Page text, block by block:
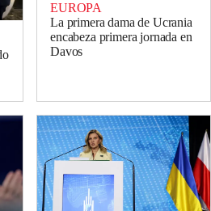
EUROPA
La primera dama de Ucrania
encabeza primera jornada en
Davos